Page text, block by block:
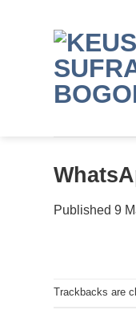
Published 9
Trackbacks are